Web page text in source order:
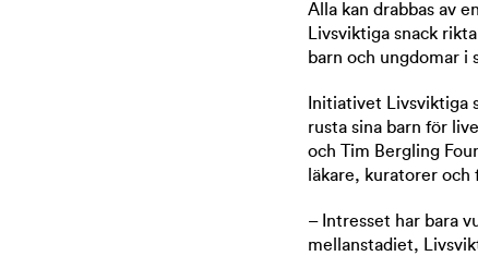
Alla kan drabbas av
Livsviktiga snack
barn och ungdomar i
Initiativet Livsviktiga
rusta sina barn för
och Tim Bergling
läkare, kuratorer och
– Intresset har bara
mellanstadiet,